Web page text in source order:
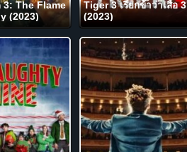
The Flame
(2023)
Tiger 3 เรียกข้าว่าเสือ 3
(2023)